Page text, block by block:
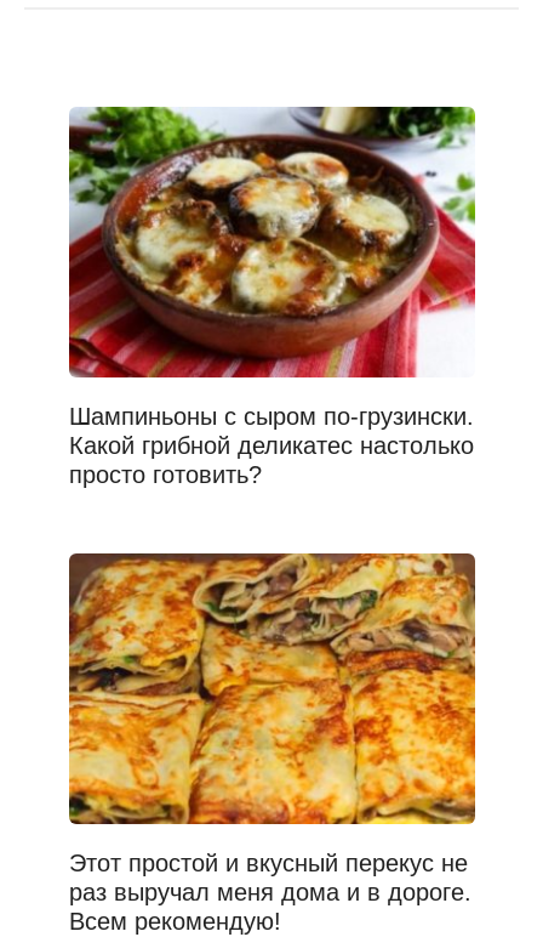
Шампиньоны с сыром по-грузински.
Какой грибной деликатес настолько
просто готовить?
Этот простой и вкусный перекус не
раз выручал меня дома и в дороге.
Всем рекомендую!